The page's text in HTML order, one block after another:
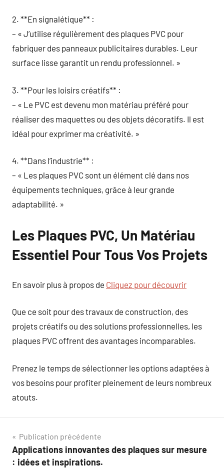
2. **En signalétique** :
– « J’utilise régulièrement des plaques PVC pour
fabriquer des panneaux publicitaires durables. Leur
surface lisse garantit un rendu professionnel. »
3. **Pour les loisirs créatifs** :
– « Le PVC est devenu mon matériau préféré pour
réaliser des maquettes ou des objets décoratifs. Il est
idéal pour exprimer ma créativité. »
4. **Dans l’industrie** :
– « Les plaques PVC sont un élément clé dans nos
équipements techniques, grâce à leur grande
adaptabilité. »
Les Plaques PVC, Un Matériau
Essentiel Pour Tous Vos Projets
En savoir plus à propos de Cliquez pour découvrir
Que ce soit pour des travaux de construction, des
projets créatifs ou des solutions professionnelles, les
plaques PVC offrent des avantages incomparables.
Prenez le temps de sélectionner les options adaptées à
vos besoins pour profiter pleinement de leurs nombreux
atouts.
Navigation
de
Publication précédente
Applications innovantes des plaques sur mesure
: idées et inspirations.